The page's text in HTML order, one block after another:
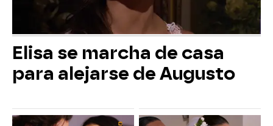
Elisa se marcha de casa
para alejarse de Augusto